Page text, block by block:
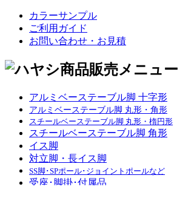
カラーサンプル
ご利用ガイド
お問い合わせ・お見積
アルミベーステーブル脚 十字形
アルミベーステーブル脚 丸形・角形
スチールベーステーブル脚 丸形・楕円形
スチールベーステーブル脚 角形
イス脚
対立脚・長イス脚
SS脚･SPポール･ジョイントポールなど
受座･脚掛･付属品